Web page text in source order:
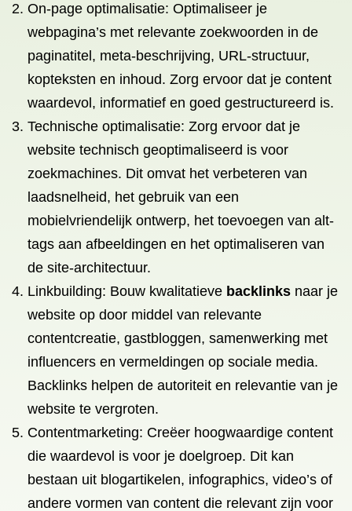
On-page optimalisatie: Optimaliseer je
webpagina’s met relevante zoekwoorden in de
paginatitel, meta-beschrijving, URL-structuur,
kopteksten en inhoud. Zorg ervoor dat je content
waardevol, informatief en goed gestructureerd is.
Technische optimalisatie: Zorg ervoor dat je
website technisch geoptimaliseerd is voor
zoekmachines. Dit omvat het verbeteren van
laadsnelheid, het gebruik van een
mobielvriendelijk ontwerp, het toevoegen van alt-
tags aan afbeeldingen en het optimaliseren van
de site-architectuur.
Linkbuilding: Bouw kwalitatieve backlinks naar je
website op door middel van relevante
contentcreatie, gastbloggen, samenwerking met
influencers en vermeldingen op sociale media.
Backlinks helpen de autoriteit en relevantie van je
website te vergroten.
Contentmarketing: Creëer hoogwaardige content
die waardevol is voor je doelgroep. Dit kan
bestaan uit blogartikelen, infographics, video’s of
andere vormen van content die relevant zijn voor